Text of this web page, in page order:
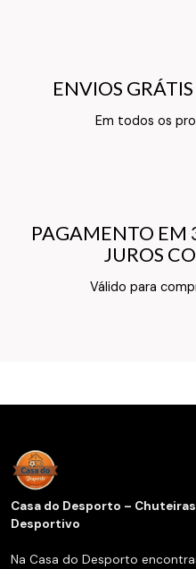
ENVIOS
Em todos os
ENVIOS
Texto do Verso do
PAGAMENTO EM
JUROS
Válido para
PAGAMENTO EM
JUROS
Texto do Verso do
Casa do Desporto –
Desportivo
Na Casa do Desporto